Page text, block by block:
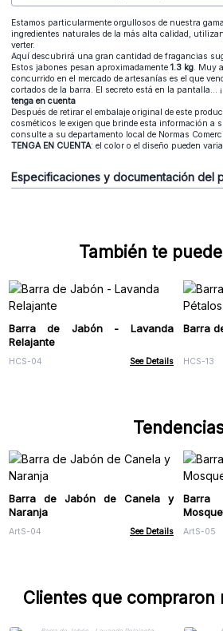
Estamos particularmente orgullosos de nuestra
ingredientes naturales de la más alta calidad,
verter.
Aquí descubrirá una gran cantidad de fragancias
Estos jabones pesan aproximadamente 1.3 kg. Muy
concurrido en el mercado de artesanías es el que
cortados de la barra. El secreto está en la pantalla...
tenga en cuenta
Después de retirar el embalaje original de este
cosméticos le exigen que brinde esta información a
consulte a su departamento local de Normas
TENGA EN CUENTA: el color o el diseño pueden
Especificaciones y documentación del
También te
Barra de Jabón - Lavanda
Relajante
HCS-04 See Details
Barra
HCS-13
Barra de Jabón de Canela y
Naranja
ArtS-04 See Details ArtS-05
Clientes que compraron